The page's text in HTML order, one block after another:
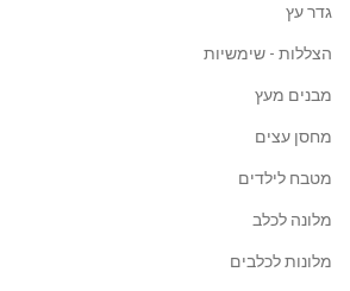
גדר עץ
הצללות - שימשיות
מבנים מעץ
מחסן עצים
מטבח לילדים
מלונה לכלב
מלונות לכלבים